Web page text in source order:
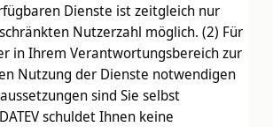
Dienste ist zeitgleich nur
Nutzerzahl möglich. (2) Für
in Ihrem Verantwortungsbereich zur
Nutzung der Dienste notwendigen
sind Sie selbst
schuldet Ihnen keine